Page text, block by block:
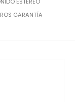
GARANTÍA